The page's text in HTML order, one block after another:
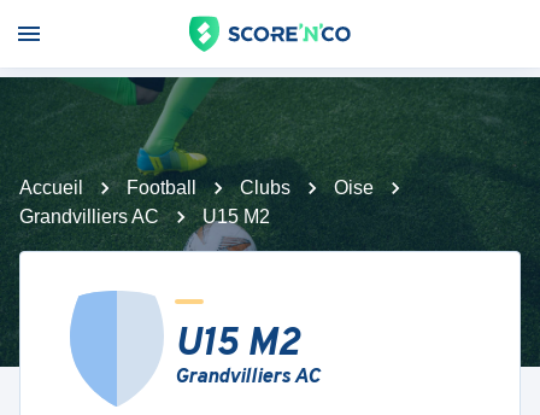
Accueil Football Clubs
Oise
Grandvilliers AC
U15 M2
U15 M2
Grandvilliers AC